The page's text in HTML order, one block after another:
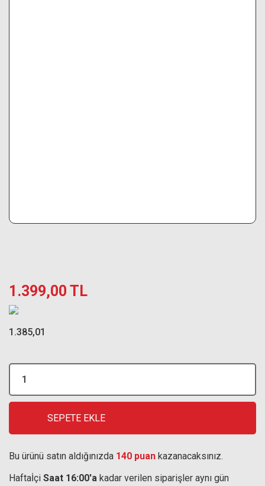
1.399,00 TL
1.385,01
SEPETE EKLE
Bu ürünü satın aldığınızda 140 puan kazanacaksınız.
Haftaİçi Saat 16:00'a kadar verilen siparişler aynı gün